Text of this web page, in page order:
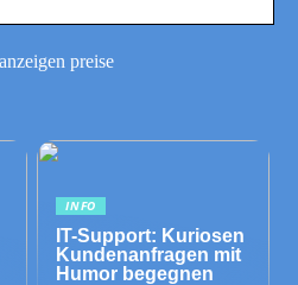
preise
INFO
IT-Support: Kuriosen
Kundenanfragen mit
Humor begegnen